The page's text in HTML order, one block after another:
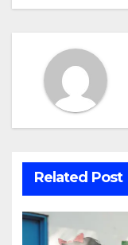
Related Post